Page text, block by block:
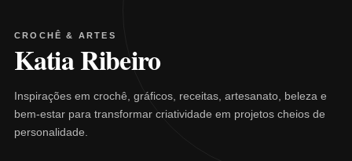
CROCHÊ & ARTES
Katia Ribeiro
Inspirações em crochê, gráficos, receitas, artesanato, beleza e
bem-estar para transformar criatividade em projetos cheios de
personalidade.